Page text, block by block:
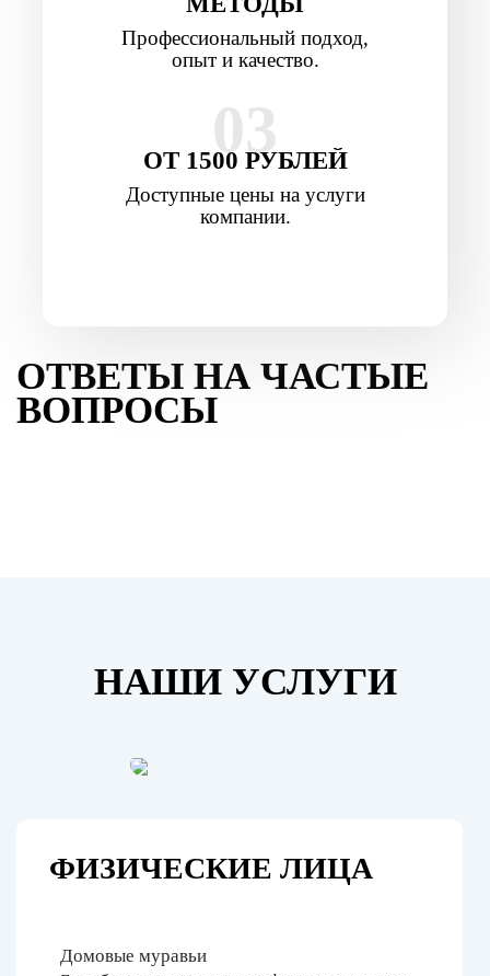
Профессиональный подход,
опыт и качество.
03
ОТ 1500 РУБЛЕЙ
Доступные цены на услуги
компании.
ОТВЕТЫ НА ЧАСТЫЕ
ВОПРОСЫ
НАШИ УСЛУГИ
ФИЗИЧЕСКИЕ ЛИЦА
Домовые муравьи